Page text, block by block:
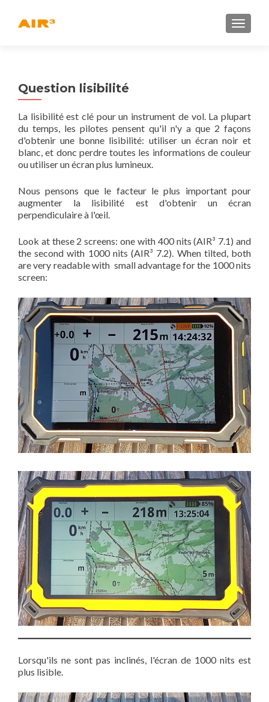
Question lisibilité
La lisibilité est clé pour un instrument de vol. La plupart
du temps, les pilotes pensent qu'il n'y a que 2 façons
d'obtenir une bonne lisibilité: utiliser un écran noir et
blanc, et donc perdre toutes les informations de couleur
ou utiliser un écran plus lumineux.
Nous pensons que le facteur le plus important pour
augmenter la lisibilité est d'obtenir un écran
perpendiculaire à l'œil.
Look at these 2 screens: one with 400 nits (AIR³ 7.1) and
the second with 1000 nits (AIR³ 7.2). When tilted, both
are very readable with small advantage for the 1000 nits
screen:
Lorsqu'ils ne sont pas inclinés, l'écran de 1000 nits est
plus lisible.